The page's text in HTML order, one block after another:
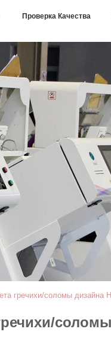
Проверка Качества
гречихи/соломы дизайна